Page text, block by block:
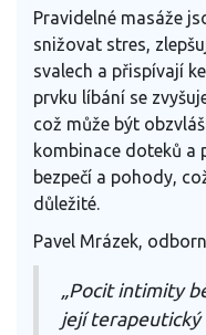
Pravidelné masáže
snižovat stres,
svalech a přispívají
prvku líbání se
což může být
kombinace doteků a
bezpečí a pohody,
důležité.
Pavel Mrázek,
„Pocit intimity
její terapeutický